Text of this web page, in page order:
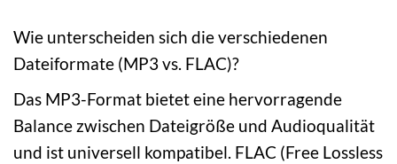
Wie unterscheiden sich die verschiedenen
Dateiformate (MP3 vs. FLAC)?
Das MP3-Format bietet eine hervorragende
Balance zwischen Dateigröße und Audioqualität
und ist universell kompatibel. FLAC (Free Lossless